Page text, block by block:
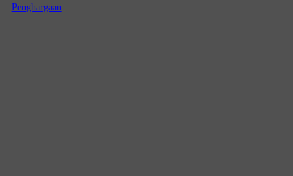
Penghargaan